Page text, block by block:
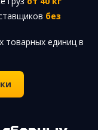
без
товарных единиц в